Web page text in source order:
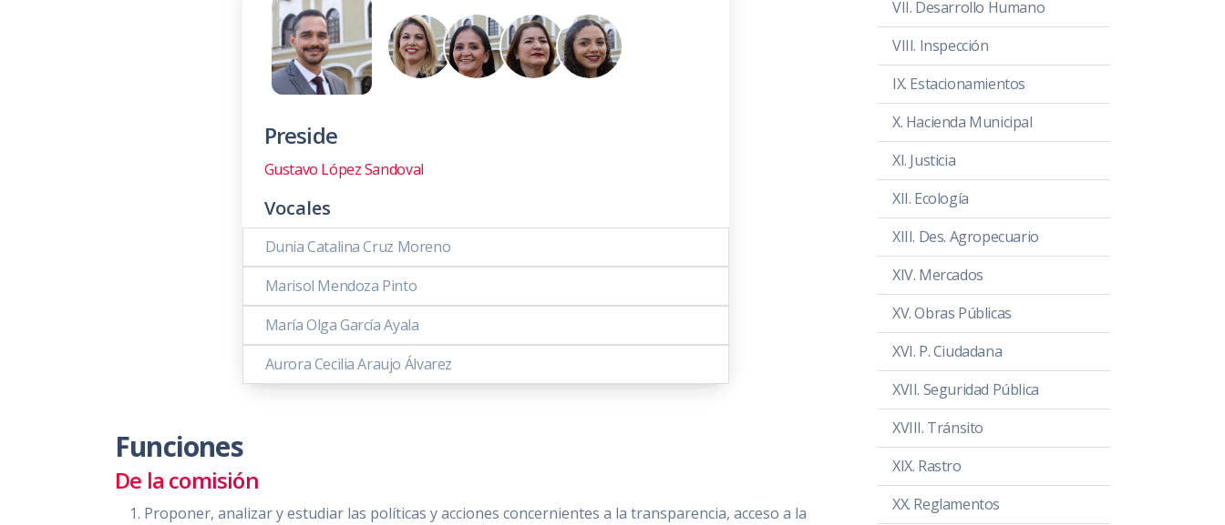
Preside
Gustavo López Sandoval
Vocales
Dunia Catalina Cruz Moreno
Marisol Mendoza Pinto
María Olga García Ayala
Aurora Cecilia Araujo Álvarez
Funciones
De la comisión
Proponer, analizar y estudiar las políticas y acciones concernientes a la transparencia, acceso a la
VII. Desarrollo Humano
VIII. Inspección
IX. Estacionamientos
X. Hacienda Municipal
XI. Justicia
XII. Ecología
XIII. Des. Agropecuario
XIV. Mercados
XV. Obras Públicas
XVI. P. Ciudadana
XVII. Seguridad Pública
XVIII. Tránsito
XIX. Rastro
XX. Reglamentos